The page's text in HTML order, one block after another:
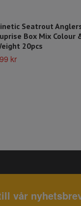
Seatrout
Box Mix Colour
20pcs
kr
vår